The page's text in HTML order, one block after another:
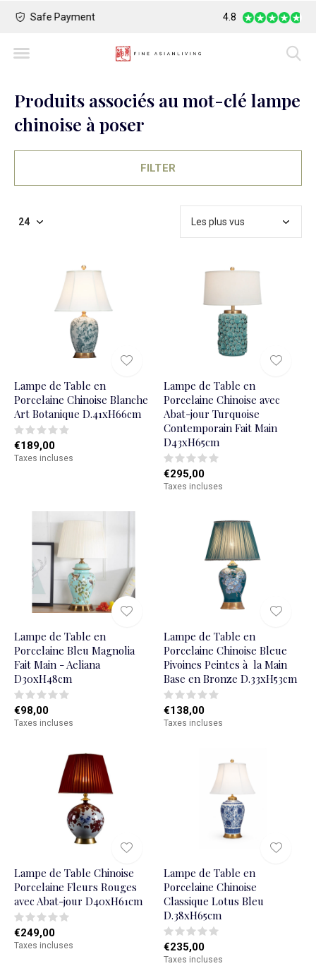
Safe Payment Largest Collection
4.8
Produits associés au mot-clé lampe
chinoise à poser
FILTER
Lampe de Table en
Porcelaine Chinoise Blanche
Art Botanique D.41xH66cm
€189,00
Taxes incluses
Lampe de Table en
Porcelaine Chinoise avec
Abat-jour Turquoise
Contemporain Fait Main
D43xH65cm
€295,00
Taxes incluses
Lampe de Table en
Porcelaine Bleu Magnolia
Fait Main - Aeliana
D30xH48cm
€98,00
Taxes incluses
Lampe de Table en
Porcelaine Chinoise Bleue
Pivoines Peintes à la Main
Base en Bronze D.33xH53cm
€138,00
Taxes incluses
Lampe de Table Chinoise
Porcelaine Fleurs Rouges
avec Abat-jour D40xH61cm
€249,00
Taxes incluses
Lampe de Table en
Porcelaine Chinoise
Classique Lotus Bleu
D.38xH65cm
€235,00
Taxes incluses